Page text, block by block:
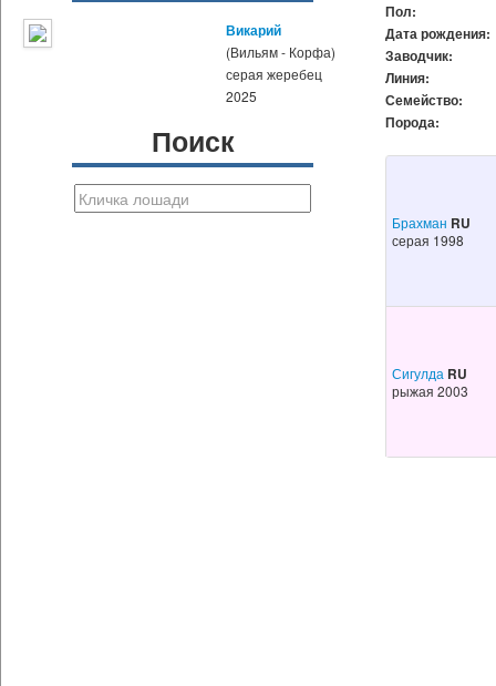
Викарий
(Вильям - Корфа)
серая жеребец
2025
Поиск
Пол:
Дата рождения:
Заводчик:
Линия:
Семейство:
Порода:
Брахман RU
серая 1998
Сигулда RU
рыжая 2003